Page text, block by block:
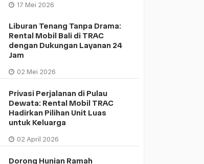
17 Mei 2026
Liburan Tenang Tanpa Drama:
Rental Mobil Bali di TRAC
dengan Dukungan Layanan 24
Jam
02 Mei 2026
Privasi Perjalanan di Pulau
Dewata: Rental Mobil TRAC
Hadirkan Pilihan Unit Luas
untuk Keluarga
02 April 2026
Dorong Hunian Ramah